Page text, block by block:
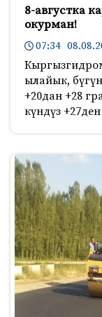
8-августка
окурман!
07:34
ылайык,
+20дан +28
күндүз